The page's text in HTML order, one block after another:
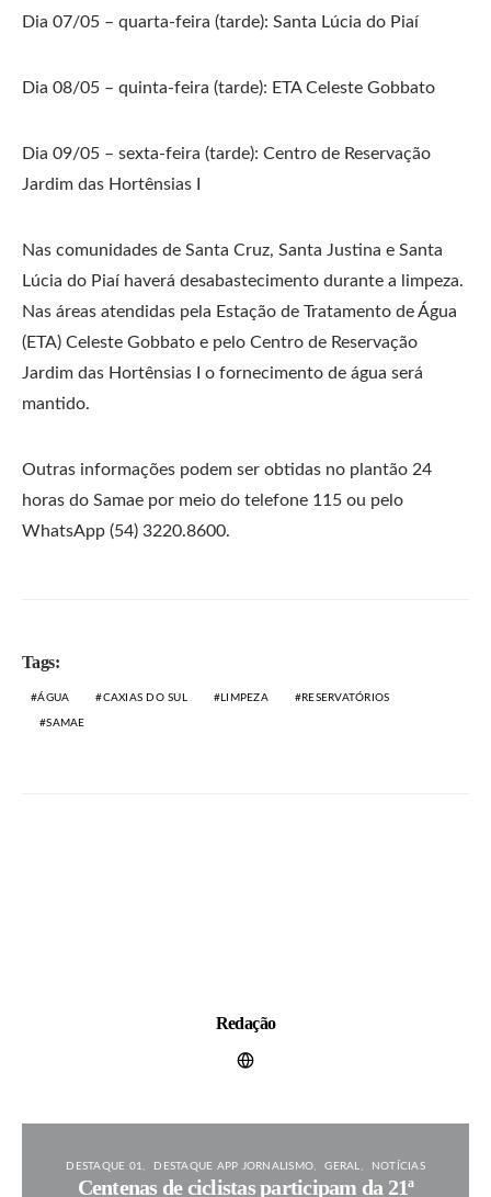
Dia 07/05 – quarta-feira (tarde): Santa Lúcia do Piaí
Dia 08/05 – quinta-feira (tarde): ETA Celeste Gobbato
Dia 09/05 – sexta-feira (tarde): Centro de Reservação
Jardim das Hortênsias I
Nas comunidades de Santa Cruz, Santa Justina e Santa
Lúcia do Piaí haverá desabastecimento durante a limpeza.
Nas áreas atendidas pela Estação de Tratamento de Água
(ETA) Celeste Gobbato e pelo Centro de Reservação
Jardim das Hortênsias I o fornecimento de água será
mantido.
Outras informações podem ser obtidas no plantão 24
horas do Samae por meio do telefone 115 ou pelo
WhatsApp (54) 3220.8600.
Tags:
ÁGUA CAXIAS DO SUL LIMPEZA RESERVATÓRIOS
SAMAE
Redação
DESTAQUE 01 DESTAQUE APP JORNALISMO GERAL NOTÍCIAS
Centenas de ciclistas participam da 21ª